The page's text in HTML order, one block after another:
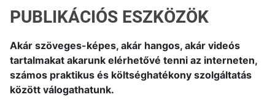
PUBLIKÁCIÓS ESZKÖZÖK
Akár szöveges-képes, akár hangos, akár videós
tartalmakat akarunk elérhetővé tenni az interneten,
számos praktikus és költséghatékony szolgáltatás
között válogathatunk.